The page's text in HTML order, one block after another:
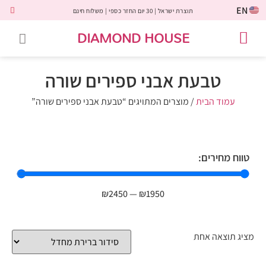
EN תוצרת ישראל | 30 יום החזר כספי | משלוח חינם
DIAMOND HOUSE
טבעת אבני ספירים שורה
עמוד הבית/ מוצרים המתויגים “טבעת אבני ספירים שורה”
טווח מחירים:
₪1950
—
₪2450
מציג תוצאה אחת